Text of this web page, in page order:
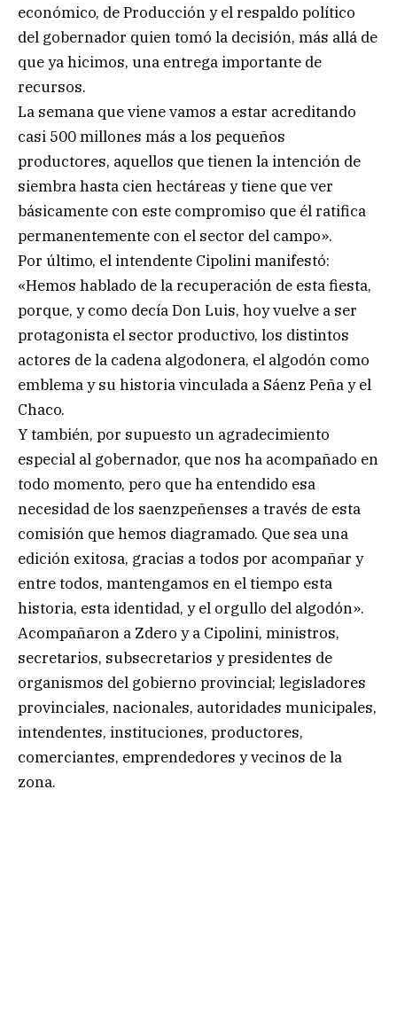
económico, de Producción y el respaldo político
del gobernador quien tomó la decisión, más allá de
que ya hicimos, una entrega importante de
recursos.
La semana que viene vamos a estar acreditando
casi 500 millones más a los pequeños
productores, aquellos que tienen la intención de
siembra hasta cien hectáreas y tiene que ver
básicamente con este compromiso que él ratifica
permanentemente con el sector del campo».
Por último, el intendente Cipolini manifestó:
«Hemos hablado de la recuperación de esta fiesta,
porque, y como decía Don Luis, hoy vuelve a ser
protagonista el sector productivo, los distintos
actores de la cadena algodonera, el algodón como
emblema y su historia vinculada a Sáenz Peña y el
Chaco.
Y también, por supuesto un agradecimiento
especial al gobernador, que nos ha acompañado en
todo momento, pero que ha entendido esa
necesidad de los saenzpeñenses a través de esta
comisión que hemos diagramado. Que sea una
edición exitosa, gracias a todos por acompañar y
entre todos, mantengamos en el tiempo esta
historia, esta identidad, y el orgullo del algodón».
Acompañaron a Zdero y a Cipolini, ministros,
secretarios, subsecretarios y presidentes de
organismos del gobierno provincial; legisladores
provinciales, nacionales, autoridades municipales,
intendentes, instituciones, productores,
comerciantes, emprendedores y vecinos de la
zona.